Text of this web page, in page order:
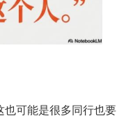
可能是很多同行也要